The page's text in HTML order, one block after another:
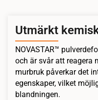
Utmärkt
NOVASTAR™
och är svår att reagera
murbruk påverkar det
egenskaper, vilket
blandningen.